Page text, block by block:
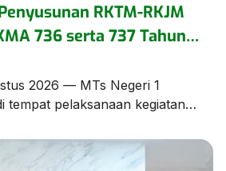
RKTM-RKJM
736 serta 737 Tahun
Negeri 1 Banyuwangi
2026 — MTs Negeri 1
tempat pelaksanaan kegiatan
Rencana Kerja Jangka
Sosialisasi KMA Nomor 736